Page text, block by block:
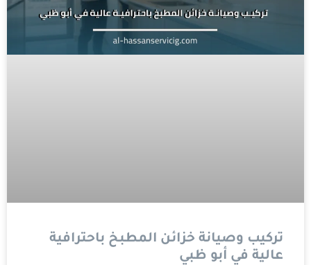
تركيب وصيانة خزائن المطبخ باحترافية
عالية في أبو ظبي